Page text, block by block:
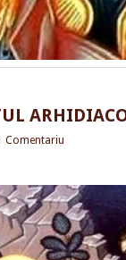
Comentariu